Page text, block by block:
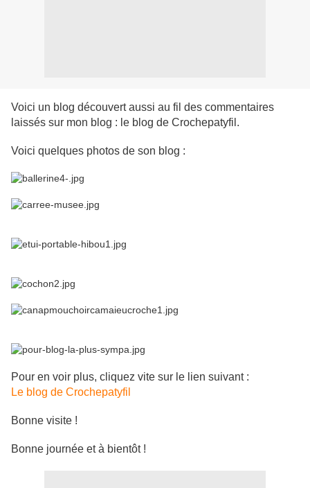
Voici un blog découvert aussi au fil des commentaires
laissés sur mon blog : le blog de Crochepatyfil.
Voici quelques photos de son blog :
Pour en voir plus, cliquez vite sur le lien suivant :
Le blog de Crochepatyfil
Bonne visite !
Bonne journée et à bientôt !